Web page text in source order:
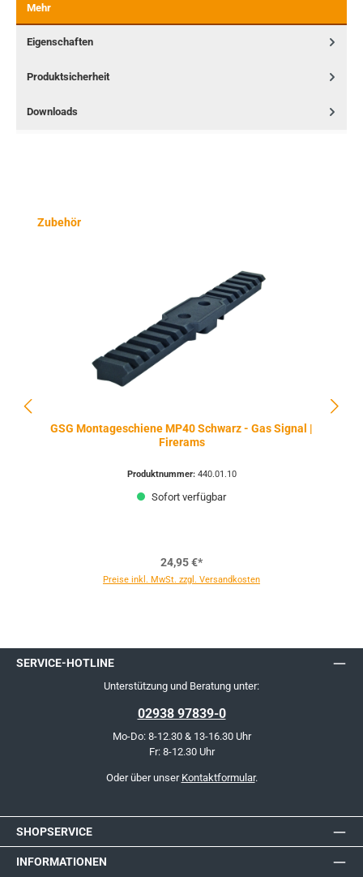
Mehr
Eigenschaften
Produktsicherheit
Downloads
Produktgalerie überspringen
Zubehör
GSG Montageschiene MP40 Schwarz - Gas Signal |
Firerams
Produktnummer: 440.01.10
Sofort verfügbar
24,95 €*
Preise inkl. MwSt. zzgl. Versandkosten
SERVICE-HOTLINE
Unterstützung und Beratung unter:
02938 97839-0
Mo-Do: 8-12.30 & 13-16.30 Uhr
Fr: 8-12.30 Uhr
Oder über unser Kontaktformular.
SHOPSERVICE
INFORMATIONEN